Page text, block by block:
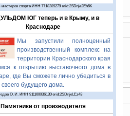
спорта ИНН 7718289279 erid:2SDnje2Eh6K
ЮГ теперь и в Крыму, и в
Краснодаре
Мы запустили полноценный
производственный комплекс на
территории Краснодарского края
к открытию выставочного дома в
где Вы сможете лично убедиться в
своего будущего дома.
О. И. ИНН 911100036130 erid:2SDnjeLEz43
Памятники от производителя